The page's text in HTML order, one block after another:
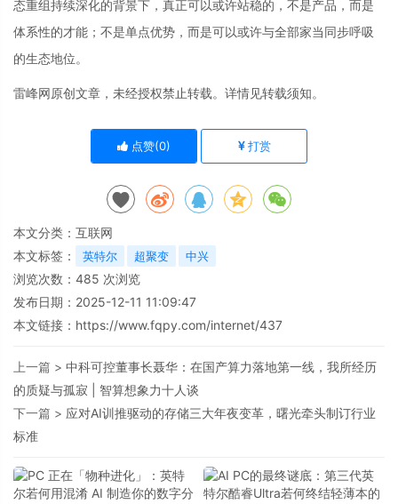
态重组持续深化的背景下，真正可以或许站稳的，不是产品，而是
体系性的才能；不是单点优势，而是可以或许与全部家当同步呼吸
的生态地位。
雷峰网原创文章，未经授权禁止转载。详情见转载须知。
点赞(0) 打赏
本文分类： 互联网
本文标签：
英特尔 超聚变 中兴
浏览次数： 485 次浏览
发布日期：2025-12-11 11:09:47
本文链接： https://www.fqpy.com/internet/437
上一篇 > 中科可控董事长聂华：在国产算力落地第一线，我所经历
的质疑与孤寂 | 智算想象力十人谈
下一篇 > 应对AI训推驱动的存储三大年夜变革，曙光牵头制订行业
标准